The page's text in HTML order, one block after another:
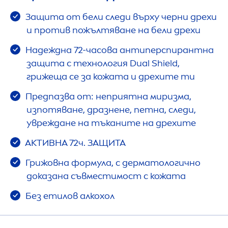
Защита от бели следи върху черни дрехи
и против пожълтяване на бели дрехи
Надеждна 72-часова антиперспирантна
защита с технология Dual Shield,
грижеща се за кожата и дрехите ти
Предпазва от: неприятна миризма,
изпотяване, дразнене, петна, следи,
увреждане на тъканите на дрехите
АКТИВНА 72ч. ЗАЩИТА
Грижовна формула, с дерматологично
доказана съвместимост с кожата
Без етилов алкохол